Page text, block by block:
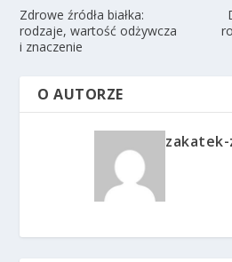
Zdrowe źródła białka:
rodzaje, wartość odżywcza
i znaczenie
O AUTORZE